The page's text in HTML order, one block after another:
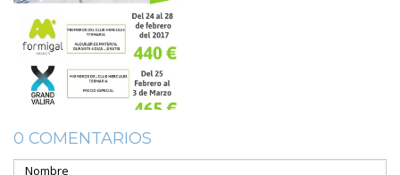
0 COMENTARIOS